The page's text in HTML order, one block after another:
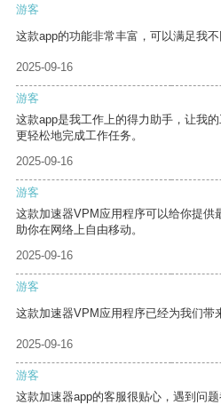
游客
这款app的功能非常丰富，可以满足我不
2025-09-16
游客
这款app是我工作上的得力助手，让我
更轻松地完成工作任务。
2025-09-16
游客
这款加速器VPM应用程序可以给你提供
助你在网络上自由移动。
2025-09-16
游客
这款加速器VPM应用程序已经为我们带
2025-09-16
游客
这款加速器app的客服很贴心，遇到问